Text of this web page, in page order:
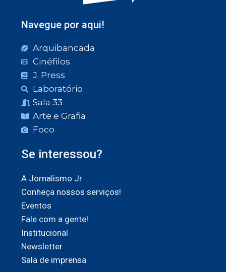
Navegue por aqui!
Arquibancada
Cinéfilos
J. Press
Laboratório
Sala 33
Arte e Grafia
Foco
Se interessou?
A Jornalismo Jr
Conheça nossos serviços!
Eventos
Fale com a gente!
Institucional
Newsletter
Sala de imprensa